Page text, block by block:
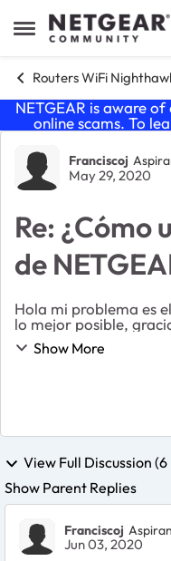
Open Side Menu
Skip to content
Routers WiFi
NETGEAR is aware
online scams. To
ForumFranciscoj
May 29, 2020
Re: ¿Cómo
de
Hola mi problema es
lo mejor posible, gracias 1º. Mi operadora es
tengo fibra, una ONT
Show More
View Full Discussion (6
Show Parent Replies
Franciscoj
Jun 03, 2020